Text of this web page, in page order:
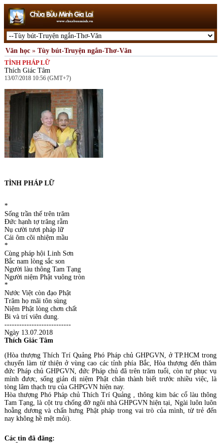
Văn học » Tùy bút-Truyện ngắn-Thơ-Văn
TÌNH PHÁP LỮ
Thích Giác Tâm
13/07/2018 10:56 (GMT+7)
TÌNH PHÁP LỮ
*
Sống trần thế trên trăm
Đức hạnh tợ trăng rằm
Nụ cười tươi pháp lữ
Cái ôm cõi nhiệm mầu
*
Cùng pháp hội Linh Sơn
Bắc nam lòng sắc son
Người làu thông Tam Tạng
Người niệm Phật vuông tròn
*
Nước Việt còn đạo Phật
Trăm họ mãi tôn sùng
Niệm Phật lòng chơn chất
Bi và trí viên dung.
---------------------------
Ngày 13.07.2018
Thích Giác Tâm
(Hòa thượng Thích Trí Quảng Phó Pháp chủ GHPGVN, ở TP.HCM trong
chuyến làm từ thiện ở vùng cao các tỉnh phía Bắc, Hòa thượng đến thăm
đức Pháp chủ GHPGVN, đức Pháp chủ đã trên trăm tuổi, còn tự phục vụ
mình được, sống giản dị niệm Phật chân thành biết trước nhiều việc, là
tòng lâm thạch trụ của GHPGVN hiện nay.
Hòa thượng Phó Pháp chủ Thích Trí Quảng , thông kim bác cổ làu thông
Tam Tạng, là cột trụ chống đỡ ngôi nhà GHPGVN hiện tại, Ngài luôn luôn
hoằng dương và chấn hưng Phật pháp trong vai trò của mình, từ trẻ đến
nay không hề mệt mỏi).
Các tin đã đăng: